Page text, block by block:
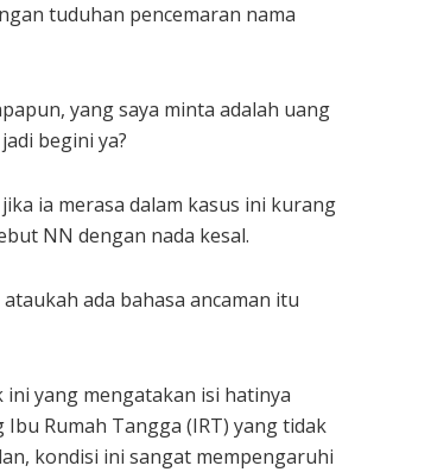
tuduhan pencemaran nama
yang saya minta adalah uang
begini ya?
ia merasa dalam kasus ini kurang
NN dengan nada kesal.
ada bahasa ancaman itu
yang mengatakan isi hatinya
Rumah Tangga (IRT) yang tidak
kondisi ini sangat mempengaruhi